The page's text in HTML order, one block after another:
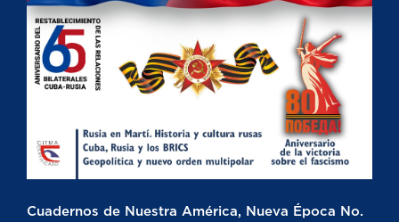
Cuadernos de Nuestra América, Nueva Época No.